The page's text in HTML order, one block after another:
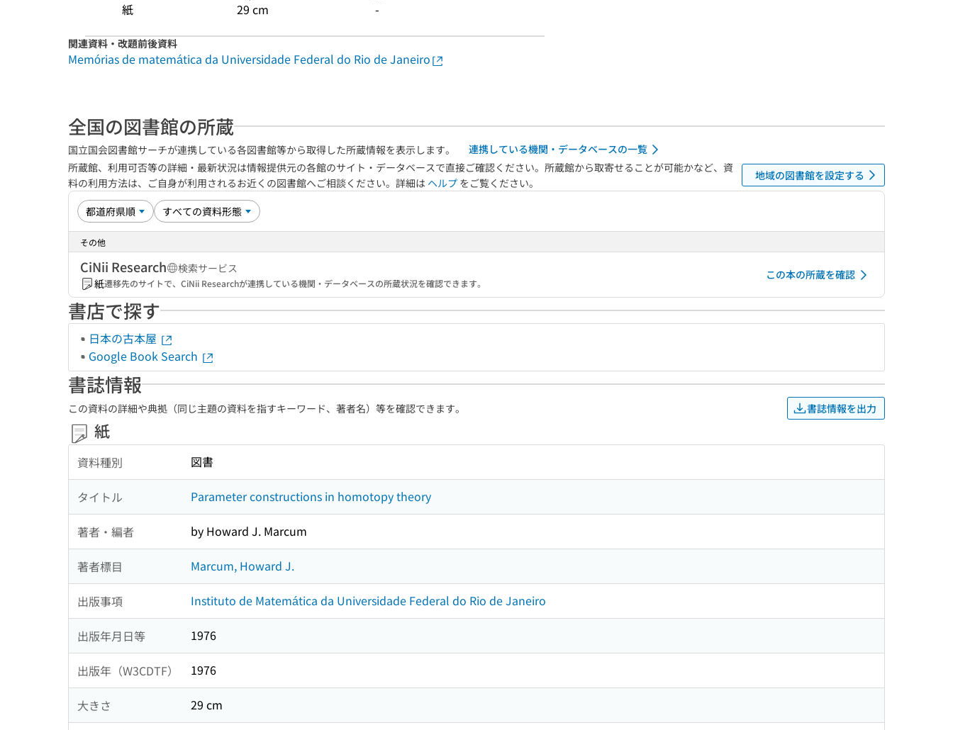
紙 29 cm -
関連資料・改題前後資料
Memórias de matemática da Universidade Federal do Rio de Janeiro
全国の図書館の所蔵
国立国会図書館サーチが連携している各図書館等から取得した所蔵情報を表示します。
連携している機関・データベースの一覧
所蔵館、利用可否等の詳細・最新状況は情報提供元の各館のサイト・データベースで直接ご確認ください。所蔵館から取寄せることが可能かなど、資
料の利用方法は、ご自身が利用されるお近くの図書館へご相談ください。詳細は ヘルプ をご覧ください。
地域の図書館を設定する
その他
CiNii Research
検索サービス
紙遷移先のサイトで、CiNii Researchが連携している機関・データベースの所蔵状況を確認できます。
この本の所蔵を確認
書店で探す
日本の古本屋
Google Book Search
書誌情報
この資料の詳細や典拠（同じ主題の資料を指すキーワード、著者名）等を確認できます。 書誌情報を出力
紙
資料種別 図書
タイトル Parameter constructions in homotopy theory
著者・編者 by Howard J. Marcum
著者標目 Marcum, Howard J.
出版事項 Instituto de Matemática da Universidade Federal do Rio de Janeiro
出版年月日等 1976
出版年（W3CDTF） 1976
大きさ 29 cm